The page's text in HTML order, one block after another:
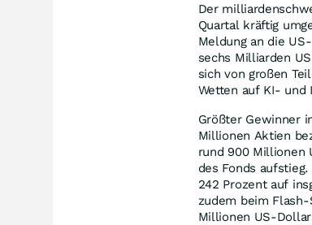
Der
Quartal kräftig
Meldung an die
sechs Milliarden
sich von großen
Wetten auf KI- und
Größter Gewinner
Millionen Aktien
rund 900 Millionen
des Fonds
242 Prozent auf
zudem beim
Millionen US-